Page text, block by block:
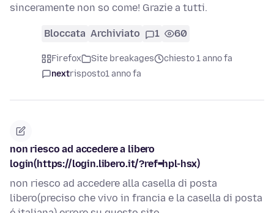
sinceramente non so come! Grazie a tutti.
Bloccata Archiviato 1 60
Firefox Site breakages
chiesto 1 anno fa
nextrisposto1 anno fa
non riesco ad accedere a libero
login(https://login.libero.it/?ref=hpl-hsx)
non riesco ad accedere alla casella di posta
libero(preciso che vivo in francia e la casella di posta